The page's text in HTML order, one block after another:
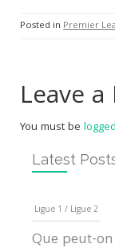
Posted in Premier
Leave
You must be
Latest
Ligue 1 / Ligue 2
Que peut-